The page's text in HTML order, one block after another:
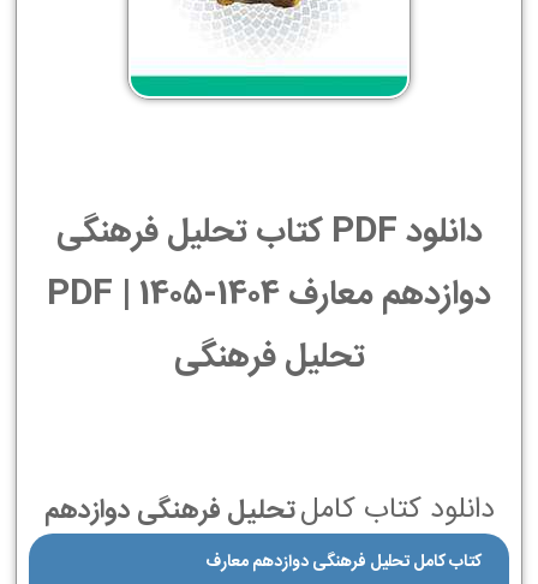
دانلود PDF کتاب تحلیل فرهنگی
دوازدهم معارف 1404-1405 | PDF
تحلیل فرهنگی
دانلود کتاب کاملتحلیل فرهنگی دوازدهم
کتاب کامل تحلیل فرهنگی دوازدهم معارف